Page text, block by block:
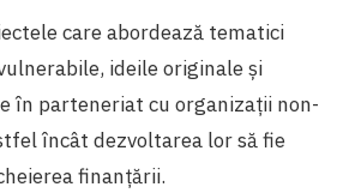
care abordează tematici
ideile originale și
în parteneriat cu organizații non-
încât dezvoltarea lor să fie
finanțării.